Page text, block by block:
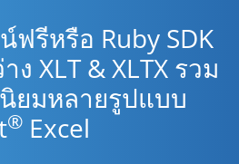
รีหรือ Ruby SDK
ง XLT & XLTX รวม
ยมหลายรูปแบบ
® Excel